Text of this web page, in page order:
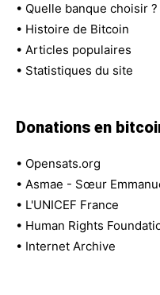
• Quelle banque choisir ?
• Histoire de Bitcoin
• Articles populaires
• Statistiques du site
Donations en
• Opensats.org
• Asmae - Sœur
• L'UNICEF France
• Human Rights
• Internet Archive